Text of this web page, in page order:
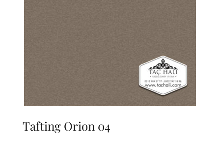
Tafting Orion 04